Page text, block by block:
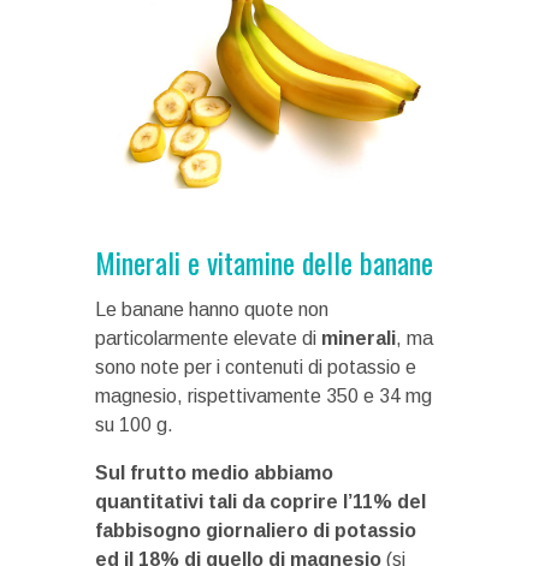
Minerali e vitamine delle banane
Le banane hanno quote non
particolarmente elevate di minerali, ma
sono note per i contenuti di potassio e
magnesio, rispettivamente 350 e 34 mg
su 100 g.
Sul frutto medio abbiamo
quantitativi tali da coprire l’11% del
fabbisogno giornaliero di potassio
ed il 18% di quello di magnesio (si